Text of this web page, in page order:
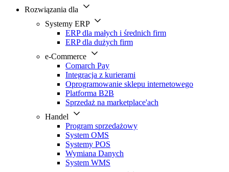
Rozwiązania dla
Systemy ERP
ERP dla małych i średnich firm
ERP dla dużych firm
e-Commerce
Comarch Pay
Integracja z kurierami
Oprogramowanie sklepu internetowego
Platforma B2B
Sprzedaż na marketplace'ach
Handel
Program sprzedażowy
System OMS
Systemy POS
Wymiana Danych
System WMS